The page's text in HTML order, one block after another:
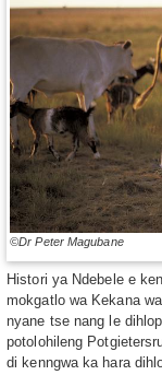
©Dr Peter Magubane
Histori ya Ndebele e
mokgatlo wa Kekana
nyane tse nang le
potolohileng
di kenngwa ka hara